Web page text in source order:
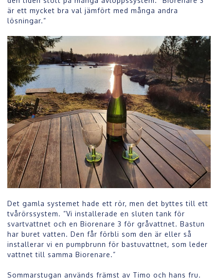
är ett mycket bra val jämfört med många andra
lösningar.”
Det gamla systemet hade ett rör, men det byttes till ett
tvårörssystem. ”Vi installerade en sluten tank för
svartvattnet och en Biorenare 3 för gråvattnet. Bastun
har buret vatten. Den får förbli som den är eller så
installerar vi en pumpbrunn för bastuvattnet, som leder
vattnet till samma Biorenare.”
Sommarstugan används främst av Timo och hans fru.